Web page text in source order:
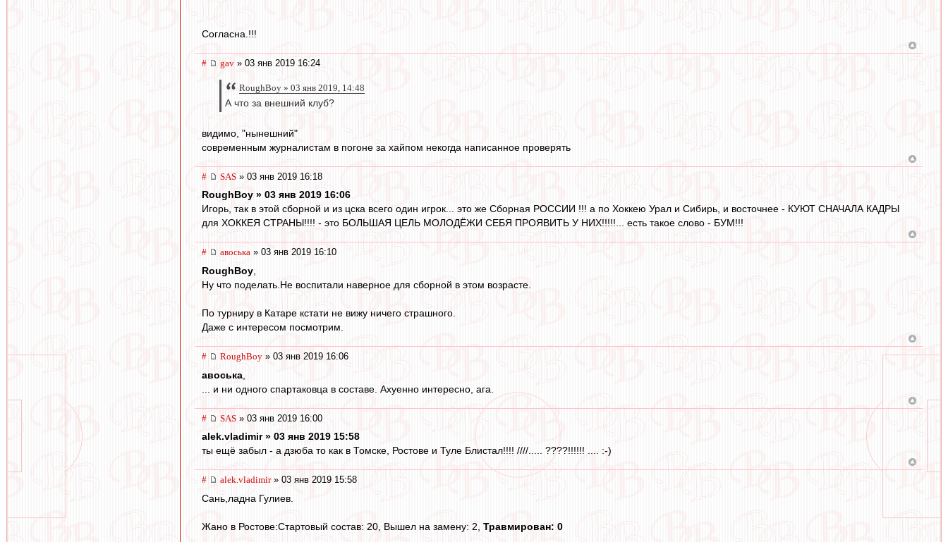
Согласна.!!!
# gav » 03 янв 2019 16:24
RoughBoy » 03 янв 2019, 14:48
А что за внешний клуб?
видимо, "нынешний"
современным журналистам в погоне за хайпом некогда написанное проверять
# SAS » 03 янв 2019 16:18
RoughBoy » 03 янв 2019 16:06
Игорь, так в этой сборной и из цска всего один игрок... это же Сборная РОССИИ !!! а по Хоккею Урал и Сибирь, и восточнее - КУЮТ СНАЧАЛА КАДРЫ
для ХОККЕЯ СТРАНЫ!!!! - это БОЛЬШАЯ ЦЕЛЬ МОЛОДЁЖИ СЕБЯ ПРОЯВИТЬ У НИХ!!!!!... есть такое слово - БУМ!!!
# авоська » 03 янв 2019 16:10
RoughBoy
Ну что поделать.Не воспитали наверное для сборной в этом возрасте.
По турниру в Катаре кстати не вижу ничего страшного.
Даже с интересом посмотрим.
# RoughBoy » 03 янв 2019 16:06
авоська
... и ни одного спартаковца в составе. Ахуенно интересно, ага.
# SAS » 03 янв 2019 16:00
alek.vladimir » 03 янв 2019 15:58
ты ещё забыл - а дзюба то как в Томске, Ростове и Туле Блистал!!!! ////..... ????!!!!!! .... :-)
# alek.vladimir» 03 янв 2019 15:58
Сань,ладна Гулиев.
Жано в Ростове:Стартовый состав: 20, Вышел на замену: 2, Травмирован: 0